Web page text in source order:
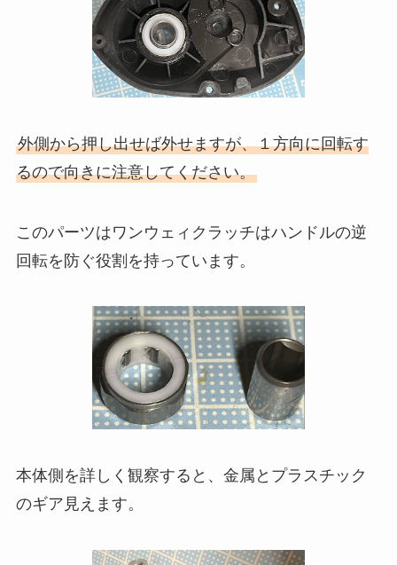
外側から押し出せば外せますが、１方向に回転す
るので向きに注意してください。
このパーツはワンウェィクラッチはハンドルの逆
回転を防ぐ役割を持っています。
本体側を詳しく観察すると、金属とプラスチック
のギア見えます。